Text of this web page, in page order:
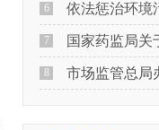
6 依法惩治环境污染犯罪 全力维护国家生态安全 “两高”公布
7 国家药监局关于印发
8 市场监管总局办公厅关